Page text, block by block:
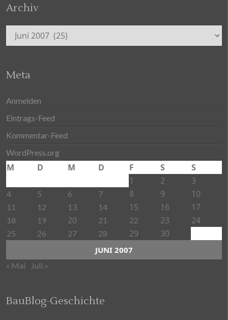
Archiv
Archiv
Meta
Anmelden
Eintrags-Feed
Kommentar-Feed
WordPress.org
JUNI 2007
M D M D F S
S
1
2 3
4 5 6 7 8 9 10
11 12 13 14 15 16 17
18 19 20 21 22 23 24
25 26 27 28 29 30
« Mai Juli »
BauBlog-Geschichte